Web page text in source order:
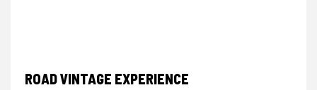
ROAD VINTAGE EXPERIENCE